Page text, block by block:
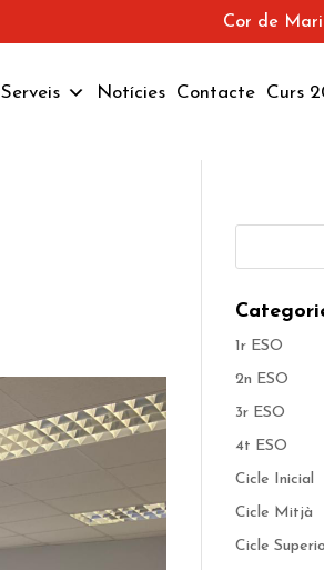
Cor de
Serveis Notícies Contacte Curs
1r ESO
2n ESO
3r ESO
4t ESO
Cicle Inicial
Cicle Mitjà
Cicle